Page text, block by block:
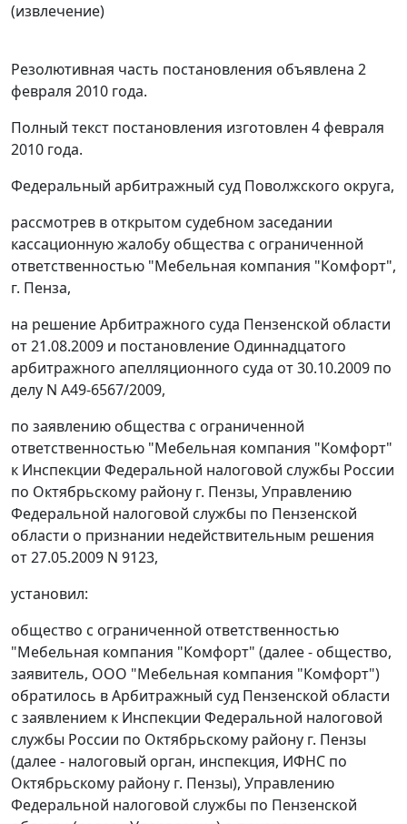
(извлечение)
Резолютивная часть постановления объявлена 2
февраля 2010 года.
Полный текст постановления изготовлен 4 февраля
2010 года.
Федеральный арбитражный суд Поволжского округа,
рассмотрев в открытом судебном заседании
кассационную жалобу общества с ограниченной
ответственностью "Мебельная компания "Комфорт",
г. Пенза,
на решение Арбитражного суда Пензенской области
от 21.08.2009 и постановление Одиннадцатого
арбитражного апелляционного суда от 30.10.2009 по
делу N А49-6567/2009,
по заявлению общества с ограниченной
ответственностью "Мебельная компания "Комфорт"
к Инспекции Федеральной налоговой службы России
по Октябрьскому району г. Пензы, Управлению
Федеральной налоговой службы по Пензенской
области о признании недействительным решения
от 27.05.2009 N 9123,
установил:
общество с ограниченной ответственностью
"Мебельная компания "Комфорт" (далее - общество,
заявитель, ООО "Мебельная компания "Комфорт")
обратилось в Арбитражный суд Пензенской области
с заявлением к Инспекции Федеральной налоговой
службы России по Октябрьскому району г. Пензы
(далее - налоговый орган, инспекция, ИФНС по
Октябрьскому району г. Пензы), Управлению
Федеральной налоговой службы по Пензенской